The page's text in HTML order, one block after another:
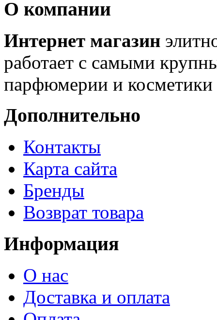
О компании
Интернет магазин
работает с самыми
парфюмерии и
Дополнительно
Контакты
Карта сайта
Бренды
Возврат товара
Информация
О нас
Доставка и оплата